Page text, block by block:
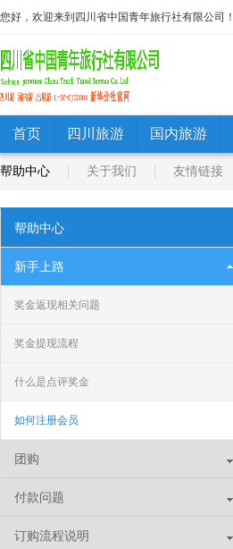
您好，欢迎来到四川省中国青年旅行社有限公司！
首页 四川旅游 国内旅游
帮助中心 关于我们 友情链接
帮助中心
新手上路
奖金返现相关问题
奖金提现流程
什么是点评奖金
如何注册会员
团购
付款问题
订购流程说明